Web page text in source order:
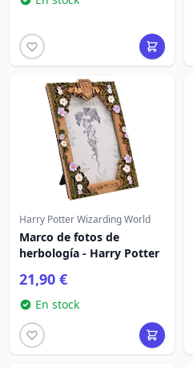
Harry Potter Wizarding World
Marco de fotos de
herbología - Harry Potter
21,90 €
En stock